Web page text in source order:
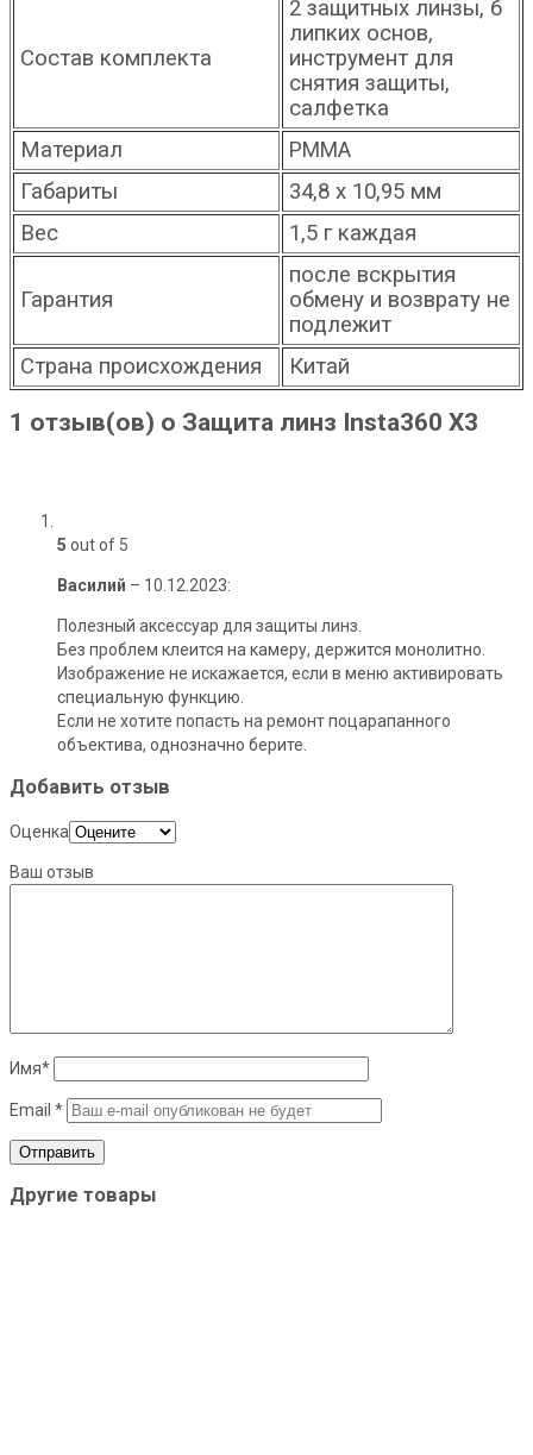
Состав комплекта
2 защитных линзы, 6
липких основ,
инструмент для
снятия защиты,
салфетка
Материал
PMMA
Габариты
34,8 х 10,95 мм
Вес
1,5 г каждая
Гарантия
после вскрытия
обмену и возврату не
подлежит
Страна происхождения
Китай
1 отзыв(ов) о Защита линз Insta360 X3
5 out of 5
Василий – 10.12.2023:
Полезный аксессуар для защиты линз.
Без проблем клеится на камеру, держится монолитно.
Изображение не искажается, если в меню активировать
специальную функцию.
Если не хотите попасть на ремонт поцарапанного
объектива, однозначно берите.
Добавить отзыв
Оценка
Ваш отзыв
Имя*
Email *
Другие товары